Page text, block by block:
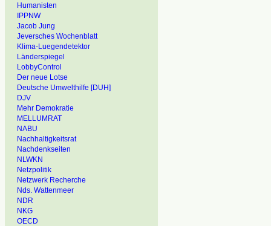
Humanisten
IPPNW
Jacob Jung
Jeversches Wochenblatt
Klima-Luegendetektor
Länderspiegel
LobbyControl
Der neue Lotse
Deutsche Umwelthilfe [DUH]
DJV
Mehr Demokratie
MELLUMRAT
NABU
Nachhaltigkeitsrat
Nachdenkseiten
NLWKN
Netzpolitik
Netzwerk Recherche
Nds. Wattenmeer
NDR
NKG
OECD